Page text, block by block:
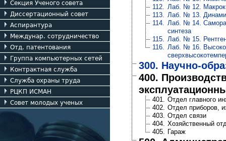
Секция Ученого совета
Диссертационный совет
Аспирантура
Междунар. сотрудничество
Отд. патентования
Группа компьютерных сетей
Контрактная служба
Служба охраны труда
РЦКП ИСМАН
Совет молодых ученых
112. Лаб. № 12.
113. Лаб. № 13.
114. Лаб. № 14.
синтеза
115. Лаб. № 15.
116. Лаб. № 16.
300. Научно-
400.
401. Отдел главного
402. Отдел приборов,
403. Отдел связи
404. Хозяйственный
405. Гараж